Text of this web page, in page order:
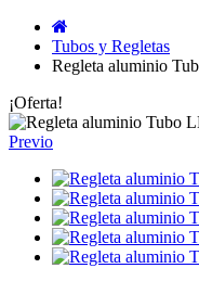
Tubos y Regletas
Regleta aluminio
¡Oferta!
Previo